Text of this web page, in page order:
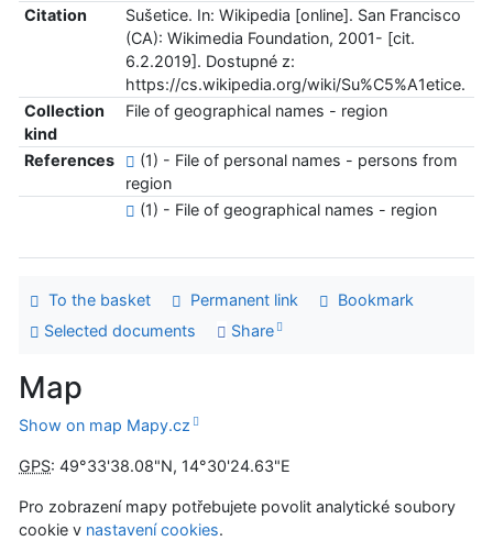
Citation
Sušetice. In: Wikipedia [online]. San Francisco
(CA): Wikimedia Foundation, 2001- [cit.
6.2.2019]. Dostupné z:
https://cs.wikipedia.org/wiki/Su%C5%A1etice.
Collection
kind
File of geographical names - region
References
(1) - File of personal names - persons from
region
(1) - File of geographical names - region
To the basket Permanent link
Bookmark
Selected documents
Share
Map
Show on map Mapy.cz
GPS: 49°33'38.08"N, 14°30'24.63"E
Pro zobrazení mapy potřebujete povolit analytické soubory
cookie v nastavení cookies.